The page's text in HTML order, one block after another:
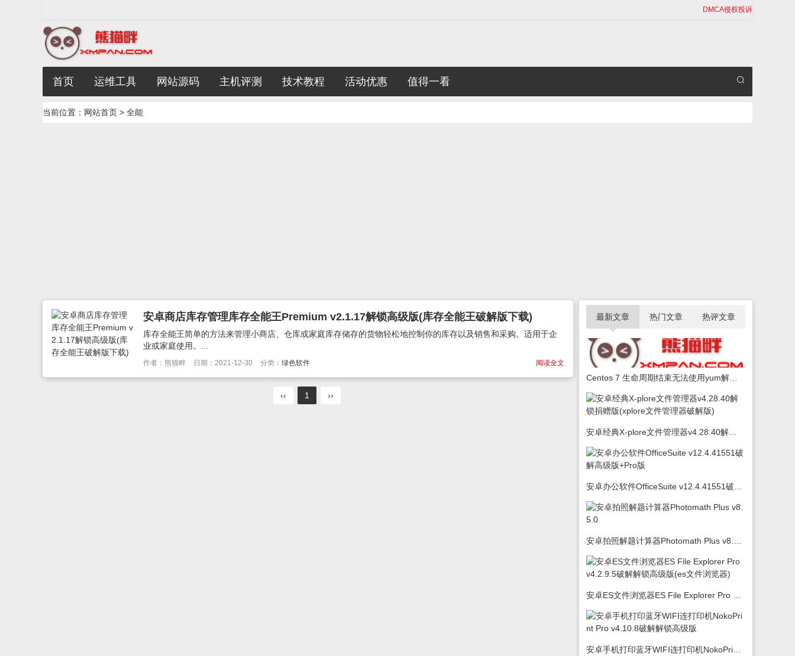
DMCA侵权投诉
首页 运维工具 网站源码 主机评测 技术教程 活动优惠 值得一看
当前位置： 网站首页 > 全能
安卓商店库存管理库存全能王Premium v2.1.17解锁高级版(库存全能王破解版下载)
库存全能王简单的方法来管理小商店、仓库或家庭库存储存的货物轻松地控制你的库存以及销售和采购。适用于企
业或家庭使用。...
阅读全文
作者：熊猫畔 日期：2021-12-30 分类： 绿色软件
‹‹ 1 ››
最新文章 热门文章 热评文章